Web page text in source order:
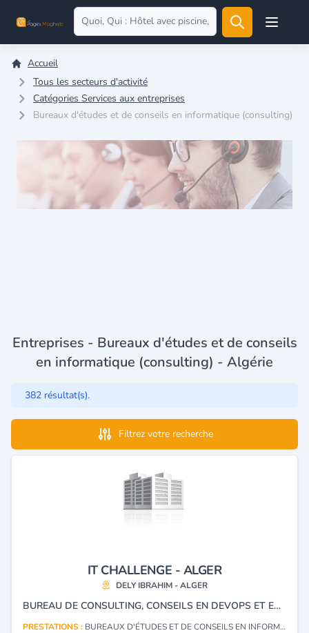
Open
Accueil
Tous les secteurs d'activité
Catégories Services aux entreprises
Bureaux d'études et de conseils en informatique (consulting)
Entreprises - Bureaux d'études et de conseils
en informatique (consulting) - Algérie
382 résultat(s).
Filtrez votre recherche
IT CHALLENGE - ALGER
DELY IBRAHIM - ALGER
BUREAU DE CONSULTING, CONSEILS EN DEVOPS ET EN CLOUD.
PRESTATIONS : BUREAUX D'ÉTUDES ET DE CONSEILS EN INFORMATIQUE (CONSULTING)